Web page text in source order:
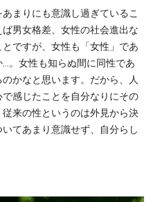
まりにも意識し過ぎているこ
男女格差、女性の社会進出な
ですが、女性も「女性」であ
。女性も知らぬ間に同性であ
かなと思います。だから、人
感じたことを自分なりにその
来の性というのは外見から決
てあまり意識せず、自分らし